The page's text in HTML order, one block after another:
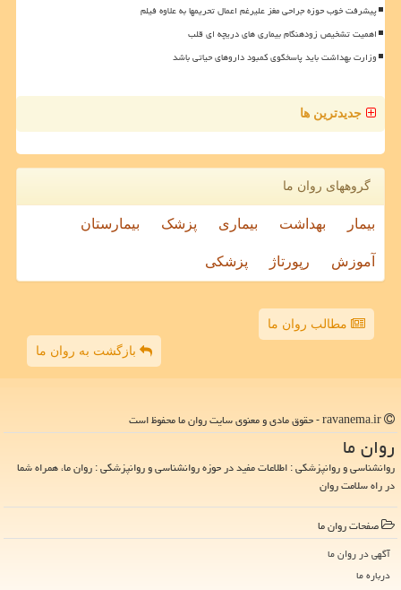
پیشرفت خوب حوزه جراحی مغز علیرغم اعمال تحریمها به علاوه فیلم
اهمیت تشخیص زودهنگام بیماری های دریچه ای قلب
وزارت بهداشت باید پاسخگوی کمبود داروهای حیاتی باشد
جدیدترین ها
گروههای روان ما
بیمار بهداشت بیماری پزشک بیمارستان
آموزش رپورتاژ پزشکی
مطالب روان ما
بازگشت به روان ما
روان ما
روانشناسی و روانپزشکی : اطلاعات مفید در حوزه روانشناسی و روانپزشکی : روان ما، همراه شما
در راه سلامت روان
صفحات روان ما
آگهی در روان ما
درباره ما